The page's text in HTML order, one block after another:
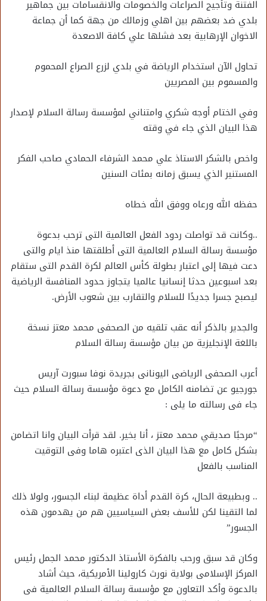
الفتنة وتأجيج الصراعات والخصومات والانقسامات بين جماهير
بلدي ضد بعضهم بين اهلي وزمالك من جهة كما أن جماعة
الاخوان الإرهابية بعد فشلها علي كافة الاصعدة
تحاول الآن استخدام الرياضة في بلدي لزرع الصراع المحموم
والمسموم بين المصريين
وفي الختام أوجه شكري وامتناني لمؤسسة رسالة السلام لإصدار
هذا البيان الذي جاء في وقته
واخص بالشكر الاستاذ علي محمد الشرفاء الحمادي صاحب الفكر
المستنير الذي يسبق زمانه بمئات السنين
حفظه الله ورعاه ووفق الله خطاه
..وكانت قد تواصلت ردود الفعل العالمية التى ترحب بدعوة
مؤسسة رسالة السلام العالمية التى أطلقتها منذ ايام والتى
دعت فيها إلى اعتبار بطولة كأس العالم لكرة القدم التى ستقام
بعد اسبوعين حدثا إنسانيا عالميا يتجاوز حدود المنافسة الرياضية
ليصبح جسرا جديدًا للسلام والتقارب بين شعوب الأرض.
والجدير بالذكر أنه عقب تلقيه من الصحفى محمد معتز نسخة
باللغة الإنجليزية من بيان مؤسسة رسالة السلام
أعرب الصحفى الرياضى اليونانى بجريدة نوفا سبورت آريس
جورجيو عن تضامنه الكامل مع دعوة مؤسسة رسالة السلام حيث
جاء فى رسالته ما يلى :
“مرحبًا صديقي محمد معتز ، أنا بخير. لقد قرأت البيان وانا اتضامن
بشكل كامل مع هذا البيان الذى اعتبره هاما وفى التوقيت
المناسب بالفعل
.. وبطبيعة الحال، كرة القدم أداة عظيمة لبناء الجسور، ولولا ذلك
لما التقينا لكن للأسف بعض السياسيين هم من يهدمون هذه
الجسور”
وكان قد سبق ورحب بالفكرة الأستاذ الدكتور محمد الجمل رئيس
المركز الإسلامى بولاية نورث كارولينا الأمريكية، حيث أشاد
بالدعوة وأكد التعاون مع مؤسسة رسالة السلام العالمية فى